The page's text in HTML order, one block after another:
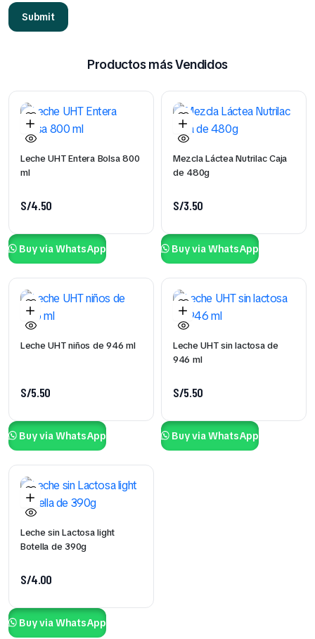
Productos más Vendidos
Leche UHT Entera Bolsa 800
ml
S/4.50
Buy via WhatsApp
Mezcla Láctea Nutrilac Caja
de 480g
S/3.50
Buy via WhatsApp
Leche UHT niños de 946 ml
S/5.50
Buy via WhatsApp
Leche UHT sin lactosa de
946 ml
S/5.50
Buy via WhatsApp
Leche sin Lactosa light
Botella de 390g
S/4.00
Buy via WhatsApp